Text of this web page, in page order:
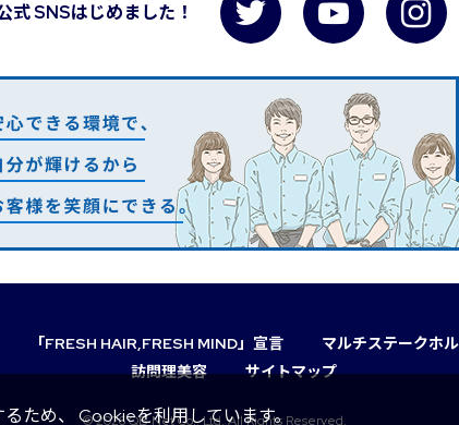
式 SNSはじめました！
「FRESH HAIR,FRESH MIND」宣言
マルチステークホ
訪問理美容
サイトマップ
© 2026 QB Net Co., Ltd. All Rights Reserved.
ため、 Cookieを利用しています。